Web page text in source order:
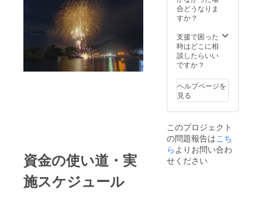
資金の使い道・実
施スケジュール
合どうなりま
すか？
支援で困った
時はどこに相
談したらいい
ですか？
ヘルプページを
見る
このプロジェクト
の問題報告はこち
ら よりお問い合わ
せください